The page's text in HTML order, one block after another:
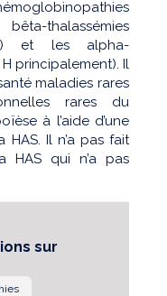
thalassémies
et les alpha-
principalement). Il
maladies rares
rares du
à l’aide d’une
Il n’a pas fait
HAS qui n’a pas
sur